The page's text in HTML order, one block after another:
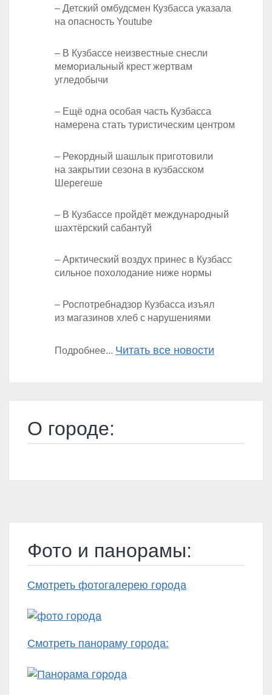
– Детский омбудсмен Кузбасса указала
на опасность Youtube
– В Кузбассе неизвестные снесли
мемориальный крест жертвам
угледобычи
– Ещё одна особая часть Кузбасса
намерена стать туристическим центром
– Рекордный шашлык приготовили
на закрытии сезона в кузбасском
Шерегеше
– В Кузбассе пройдёт международный
шахтёрский сабантуй
– Арктический воздух принес в Кузбасс
сильное похолодание ниже нормы
– Роспотребнадзор Кузбасса изъял
из магазинов хлеб с нарушениями
Подробнее... Читать все новости
О городе:
Фото и панорамы:
Смотреть фотогалерею города
Смотреть панораму города: